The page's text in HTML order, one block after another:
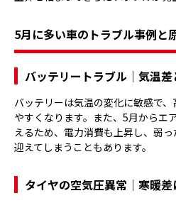
5月に多い車のトラブル事例と
バッテリートラブル｜気温
バッテリーは気温の変化に敏感で
やすくなります。また、5月からエ
えるため、電力消費も上昇し、弱
迎えてしまうこともあります。
タイヤの空気圧異常｜寒暖